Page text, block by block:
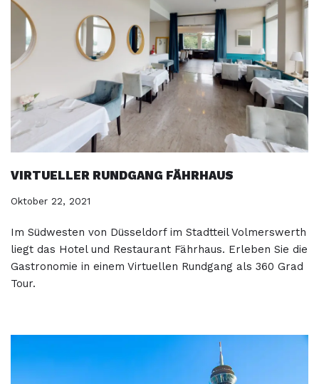
VIRTUELLER RUNDGANG FÄHRHAUS
Oktober 22, 2021
Im Südwesten von Düsseldorf im Stadtteil Volmerswerth
liegt das Hotel und Restaurant Fährhaus. Erleben Sie die
Gastronomie in einem Virtuellen Rundgang als 360 Grad
Tour.